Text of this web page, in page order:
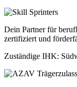
Dein Partner für
zertifiziert und
Zuständige IHK: